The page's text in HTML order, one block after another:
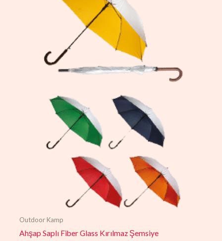
Outdoor Kamp
Ahşap Saplı Fiber Glass Kırılmaz Şemsiye